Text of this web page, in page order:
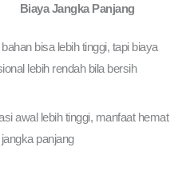
Biaya Jangka Panjang
bisa lebih tinggi, tapi biaya
lebih rendah bila bersih
awal lebih tinggi, manfaat hemat
panjang